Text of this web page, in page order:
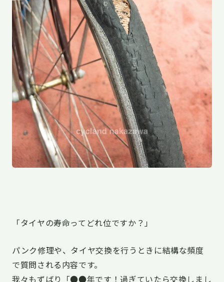
「タイヤの寿命ってどれ位ですか？」
パンク修理や、タイヤ交換を行うときに結構な頻度
で質問される内容です。
我々もずばり「●●年です！過ぎていたら交換しまし